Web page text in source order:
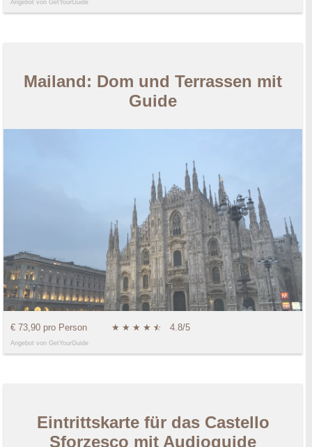
Angebot von GetYourGuide
Mailand: Dom und Terrassen mit
Guide
€ 73,90 pro Person ★ ★ ★ ★ ★
☆ 4.8/5
Angebot von GetYourGuide
Eintrittskarte für das Castello
Sforzesco mit Audioguide